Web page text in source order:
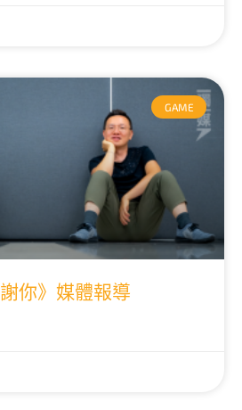
GAME
你》媒體報導